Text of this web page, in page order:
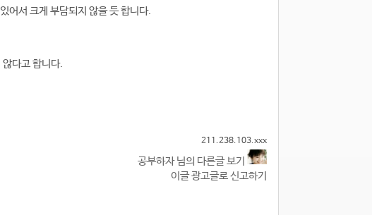
어서 크게 부담되지 않을 듯 합니다.
다고 합니다.
211.238.103.xxx
공부하자 님의 다른글 보기
이글 광고글로 신고하기